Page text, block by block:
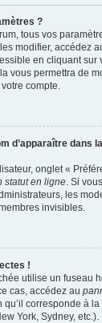
?
tous vos
modifier, accédez
en cliquant sur
vous permettra de
compte.
d’apparaître dans
onglet «
statut en ligne. Si
les
invisibles.
!
utilise un fuseau
cas, accédez au
corresponde à
York, Sydney,